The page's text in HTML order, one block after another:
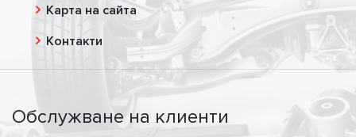
Карта на сайта
Контакти
Обслужване на клиенти